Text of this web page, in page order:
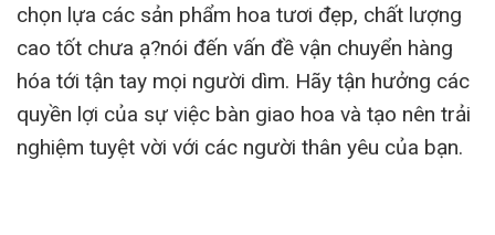
chọn lựa các sản phẩm hoa tươi đẹp, chất lượng
cao tốt chưa ạ?nói đến vấn đề vận chuyển hàng
hóa tới tận tay mọi người dìm. Hãy tận hưởng các
quyền lợi của sự việc bàn giao hoa và tạo nên trải
nghiệm tuyệt vời với các người thân yêu của bạn.